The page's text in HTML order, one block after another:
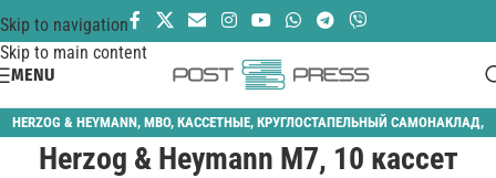
Skip to navigation
Skip to main content
MENU
HERZOG & HEYMANN, MBO, КАССЕТНЫЕ, КРУГЛОСТАПЕЛЬНЫЙ САМОНАКЛАД,
ОТДЕЛОЧНОЕ ОБОРУДОВАНИЕ ,ФАЛЬЦЕВАЛЬНЫЕ
Herzog & Heymann M7, 10 кассет